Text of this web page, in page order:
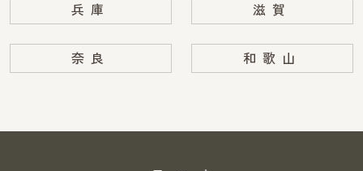
兵庫 滋賀
奈良 和歌山